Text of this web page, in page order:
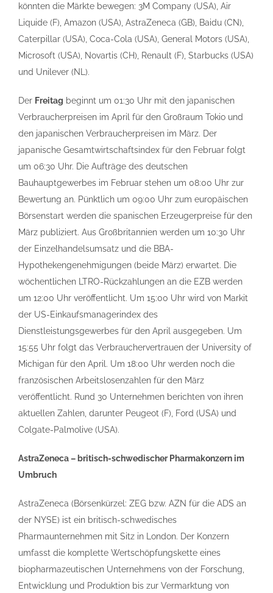
könnten die Märkte bewegen: 3M Company (USA), Air
Liquide (F), Amazon (USA), AstraZeneca (GB), Baidu (CN),
Caterpillar (USA), Coca-Cola (USA), General Motors (USA),
Microsoft (USA), Novartis (CH), Renault (F), Starbucks (USA)
und Unilever (NL).
Der Freitag beginnt um 01:30 Uhr mit den japanischen
Verbraucherpreisen im April für den Großraum Tokio und
den japanischen Verbraucherpreisen im März. Der
japanische Gesamtwirtschaftsindex für den Februar folgt
um 06:30 Uhr. Die Aufträge des deutschen
Bauhauptgewerbes im Februar stehen um 08:00 Uhr zur
Bewertung an. Pünktlich um 09:00 Uhr zum europäischen
Börsenstart werden die spanischen Erzeugerpreise für den
März publiziert. Aus Großbritannien werden um 10:30 Uhr
der Einzelhandelsumsatz und die BBA-
Hypothekengenehmigungen (beide März) erwartet. Die
wöchentlichen LTRO-Rückzahlungen an die EZB werden
um 12:00 Uhr veröffentlicht. Um 15:00 Uhr wird von Markit
der US-Einkaufsmanagerindex des
Dienstleistungsgewerbes für den April ausgegeben. Um
15:55 Uhr folgt das Verbrauchervertrauen der University of
Michigan für den April. Um 18:00 Uhr werden noch die
französischen Arbeitslosenzahlen für den März
veröffentlicht. Rund 30 Unternehmen berichten von ihren
aktuellen Zahlen, darunter Peugeot (F), Ford (USA) und
Colgate-Palmolive (USA).
AstraZeneca – britisch-schwedischer Pharmakonzern im
Umbruch
AstraZeneca (Börsenkürzel: ZEG bzw. AZN für die ADS an
der NYSE) ist ein britisch-schwedisches
Pharmaunternehmen mit Sitz in London. Der Konzern
umfasst die komplette Wertschöpfungskette eines
biopharmazeutischen Unternehmens von der Forschung,
Entwicklung und Produktion bis zur Vermarktung von